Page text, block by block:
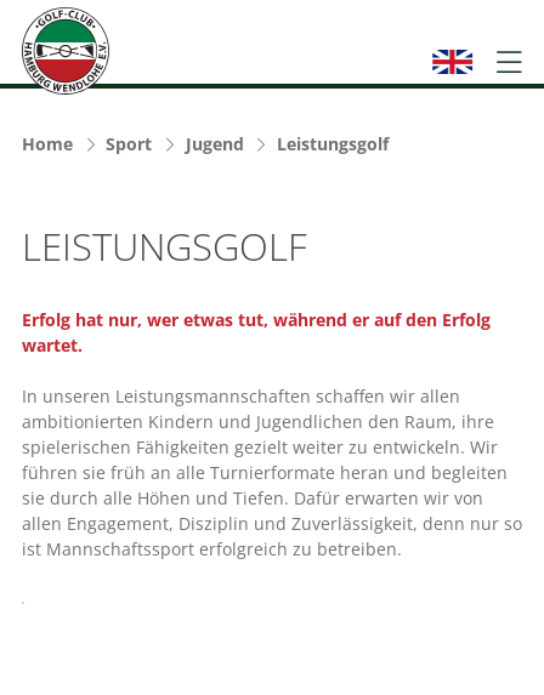
Home Sport Jugend Leistungsgolf
LEISTUNGSGOLF
Erfolg hat nur, wer etwas tut, während er auf den Erfolg
wartet.
In unseren Leistungsmannschaften schaffen wir allen
ambitionierten Kindern und Jugendlichen den Raum, ihre
spielerischen Fähigkeiten gezielt weiter zu entwickeln. Wir
führen sie früh an alle Turnierformate heran und begleiten
sie durch alle Höhen und Tiefen. Dafür erwarten wir von
allen Engagement, Disziplin und Zuverlässigkeit, denn nur so
ist Mannschaftssport erfolgreich zu betreiben.